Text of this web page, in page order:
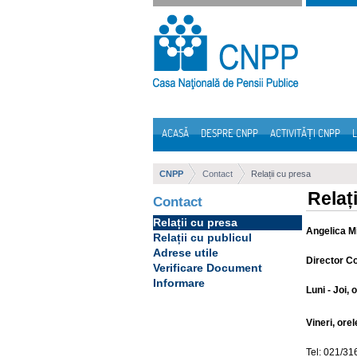
Sari la continut
ACASĂ DESPRE CNPP ACTIVITĂȚI CNPP
CNPP Contact Relații cu presa
Contact
Relații cu presa
Relații cu publicul
Adrese utile
Verificare Document
Informare
Angelica
Director
Luni - Joi,
Vineri,
Tel: 021/